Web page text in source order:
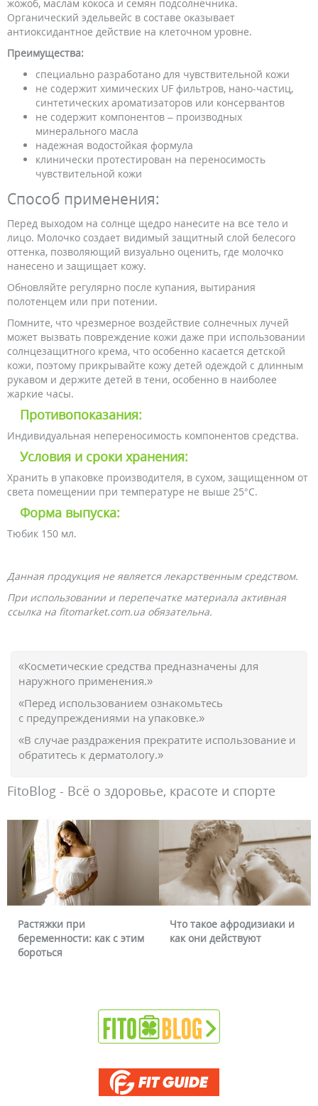
жожоб, маслам кокоса и семян подсолнечника.
Органический эдельвейс в составе оказывает
антиоксидантное действие на клеточном уровне.
Преимущества:
специально разработано для чувствительной кожи
не содержит химических UF фильтров, нано-частиц,
синтетических ароматизаторов или консервантов
не содержит компонентов – производных
минерального масла
надежная водостойкая формула
клинически протестирован на переносимость
чувствительной кожи
Способ применения:
Перед выходом на солнце щедро нанесите на все тело и
лицо. Молочко создает видимый защитный слой белесого
оттенка, позволяющий визуально оценить, где молочко
нанесено и защищает кожу.
Обновляйте регулярно после купания, вытирания
полотенцем или при потении.
Помните, что чрезмерное воздействие солнечных лучей
может вызвать повреждение кожи даже при использовании
солнцезащитного крема, что особенно касается детской
кожи, поэтому прикрывайте кожу детей одеждой с длинным
рукавом и держите детей в тени, особенно в наиболее
жаркие часы.
Противопоказания:
Индивидуальная непереносимость компонентов средства.
Условия и сроки хранения:
Хранить в упаковке производителя, в сухом, защищенном от
света помещении при температуре не выше 25°С.
Форма выпуска:
Тюбик 150 мл.
Данная продукция не является лекарственным средством.
При использовании и перепечатке материала активная
ссылка на fitomarket.com.ua обязательна.
«Косметические средства предназначены для
наружного применения.»
«Перед использованием ознакомьтесь
с предупреждениями на упаковке.»
«В случае раздражения прекратите использование и
обратитесь к дерматологу.»
FitoBlog - Всё о здоровье, красоте и спорте
Растяжки при
беременности: как с этим
бороться
Что такое афродизиаки и
как они действуют